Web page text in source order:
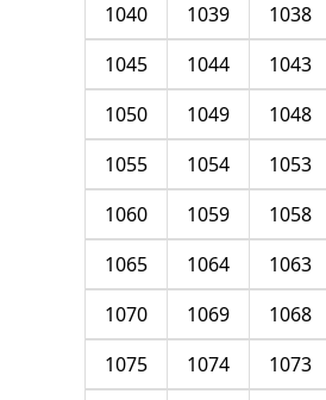
1038
1039
1040
1043
1044
1045
1048
1049
1050
1053
1054
1055
1058
1059
1060
1063
1064
1065
1068
1069
1070
1073
1074
1075